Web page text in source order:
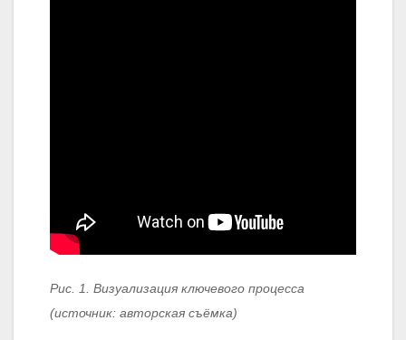
Рис. 1. Визуализация ключевого процесса
(источник: авторская съёмка)